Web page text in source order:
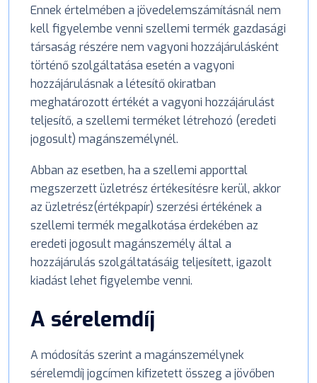
Ennek értelmében a jövedelemszámításnál nem
kell figyelembe venni szellemi termék gazdasági
társaság részére nem vagyoni hozzájárulásként
történő szolgáltatása esetén a vagyoni
hozzájárulásnak a létesítő okiratban
meghatározott értékét a vagyoni hozzájárulást
teljesítő, a szellemi terméket létrehozó (eredeti
jogosult) magánszemélynél.
Abban az esetben, ha a szellemi apporttal
megszerzett üzletrész értékesítésre kerül, akkor
az üzletrész(értékpapír) szerzési értékének a
szellemi termék megalkotása érdekében az
eredeti jogosult magánszemély által a
hozzájárulás szolgáltatásáig teljesített, igazolt
kiadást lehet figyelembe venni.
A sérelemdíj
A módosítás szerint a magánszemélynek
sérelemdíj jogcímen kifizetett összeg a jövőben